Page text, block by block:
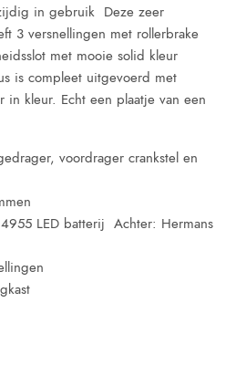
in gebruik Deze zeer
3 versnellingen met rollerbrake
met mooie solid kleur
is compleet uitgevoerd met
in kleur. Echt een plaatje van een
voordrager crankstel en
LED batterij Achter: Hermans